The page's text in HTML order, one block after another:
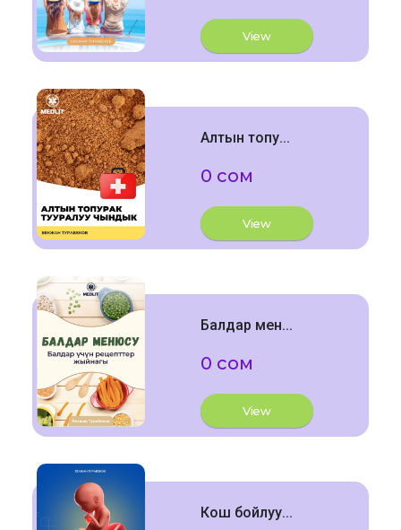
View
Алтын топу...
0 сом
View
Балдар мен...
0 сом
View
Кош бойлуу...